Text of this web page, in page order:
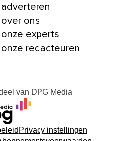
adverteren
over ons
onze experts
onze redacteuren
van DPG Media
Privacy instellingen